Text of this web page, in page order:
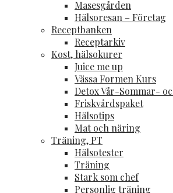
Masesgården
Hälsoresan – Företag
Receptbanken
Receptarkiv
Kost, hälsokurer
Juice me up
Vässa Formen Kurs
Detox Vår-Sommar-
Friskvårdspaket
Hälsotips
Mat och näring
Träning, PT
Hälsotester
Träning
Stark som chef
Personlig träning